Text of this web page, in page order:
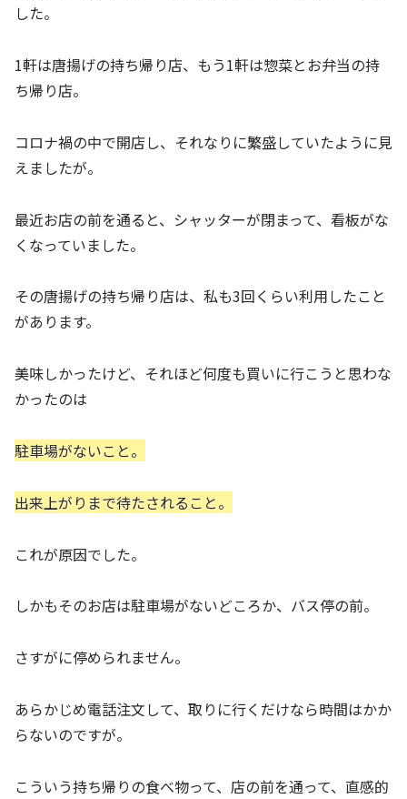
した。
1軒は唐揚げの持ち帰り店、もう1軒は惣菜とお弁当の持
ち帰り店。
コロナ禍の中で開店し、それなりに繁盛していたように見
えましたが。
最近お店の前を通ると、シャッターが閉まって、看板がな
くなっていました。
その唐揚げの持ち帰り店は、私も3回くらい利用したこと
があります。
美味しかったけど、それほど何度も買いに行こうと思わな
かったのは
駐車場がないこと。
出来上がりまで待たされること。
これが原因でした。
しかもそのお店は駐車場がないどころか、バス停の前。
さすがに停められません。
あらかじめ電話注文して、取りに行くだけなら時間はかか
らないのですが。
こういう持ち帰りの食べ物って、店の前を通って、直感的